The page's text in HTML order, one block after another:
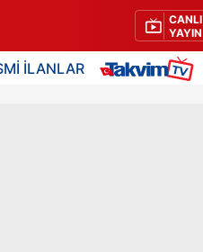
CANLI
YAYIN
İLANLAR